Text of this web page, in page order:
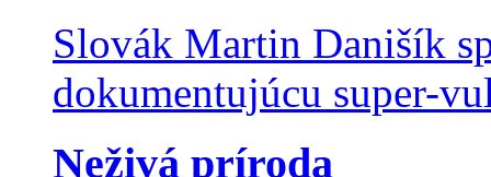
Slovák Martin Danišík
dokumentujúcu super-
Neživá príroda